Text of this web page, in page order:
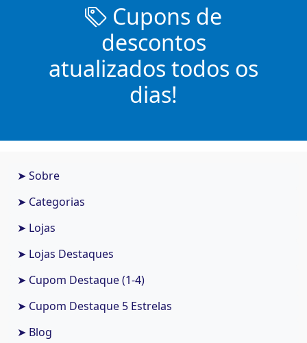
Cupons de
descontos
atualizados todos os
dias!
➤ Sobre
➤ Categorias
➤ Lojas
➤ Lojas Destaques
➤ Cupom Destaque (1-4)
➤ Cupom Destaque 5 Estrelas
➤ Blog